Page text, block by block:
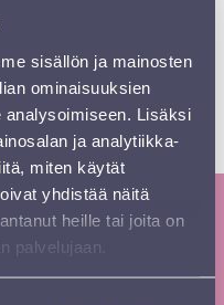
sisällön ja mainosten
ominaisuuksien
Lisäksi
ja analytiikka-
miten käytät
yhdistää näitä
heille tai joita on
palvelujaan.
kohtaamisten
Sibelius-festivaali
ja